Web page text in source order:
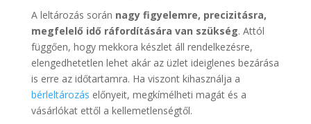
A leltározás során nagy figyelemre, precizitásra,
megfelelő idő ráfordítására van szükség. Attól
függően, hogy mekkora készlet áll rendelkezésre,
elengedhetetlen lehet akár az üzlet ideiglenes bezárása
is erre az időtartamra. Ha viszont kihasználja a
bérleltározás előnyeit, megkímélheti magát és a
vásárlókat ettől a kellemetlenségtől.